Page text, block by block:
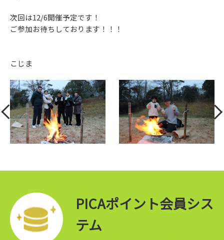
次回は12/6開催予定です！
ご参加お待ちしております！！！
こじま
PICAポイント会員シス
テム